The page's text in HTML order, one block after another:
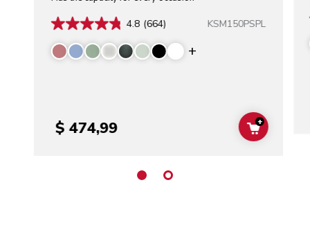
4.8 (664) KSM150PSPL
Display more
$ 474,99 ADD TO
+